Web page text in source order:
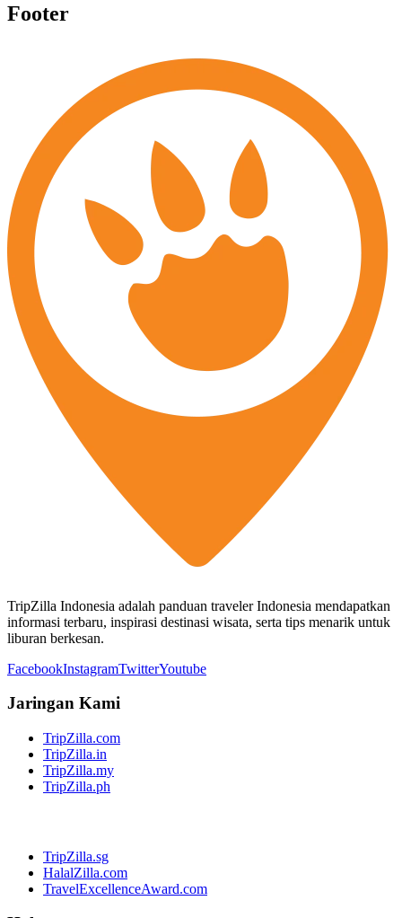
Footer
TripZilla Indonesia adalah panduan traveler Indonesia mendapatkan
informasi terbaru, inspirasi destinasi wisata, serta tips menarik untuk
liburan berkesan.
FacebookInstagramTwitterYoutube
Jaringan Kami
TripZilla.com
TripZilla.in
TripZilla.my
TripZilla.ph
TripZilla.sg
HalalZilla.com
TravelExcellenceAward.com